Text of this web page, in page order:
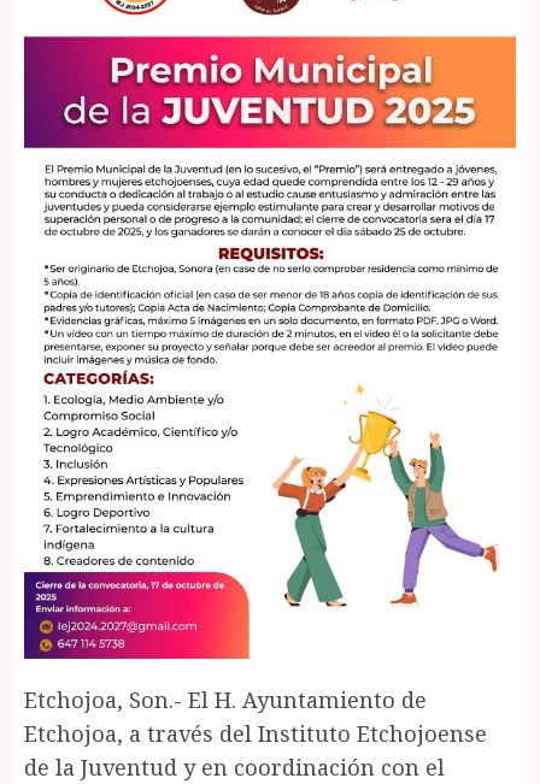
Etchojoa, Son.- El H. Ayuntamiento de
Etchojoa, a través del Instituto Etchojoense
de la Juventud y en coordinación con el